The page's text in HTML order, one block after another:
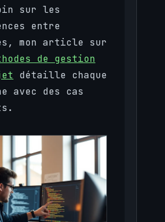
sur les
entre
mon article sur
de gestion
détaille chaque
avec des cas